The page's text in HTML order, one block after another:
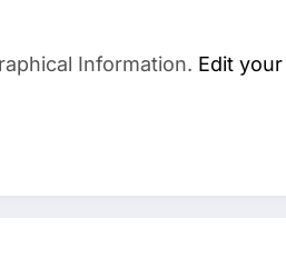
Information. Edit